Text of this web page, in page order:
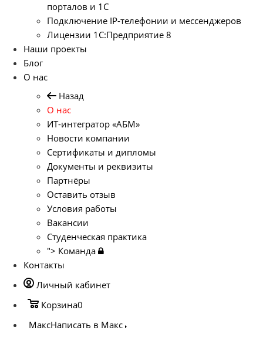
порталов и 1С
Подключение IP-телефонии и мессенджеров
Лицензии 1C:Предприятие 8
Наши проекты
Блог
О нас
Назад
О нас
ИТ-интегратор «АБМ»
Новости компании
Сертификаты и дипломы
Документы и реквизиты
Партнёры
Оставить отзыв
Условия работы
Вакансии
Студенческая практика
"> Команда
Контакты
Личный кабинет
Корзина0
МаксНаписать в Макс